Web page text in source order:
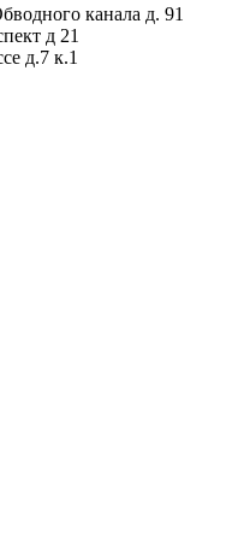
канала д. 91
д 21
д.7 к.1